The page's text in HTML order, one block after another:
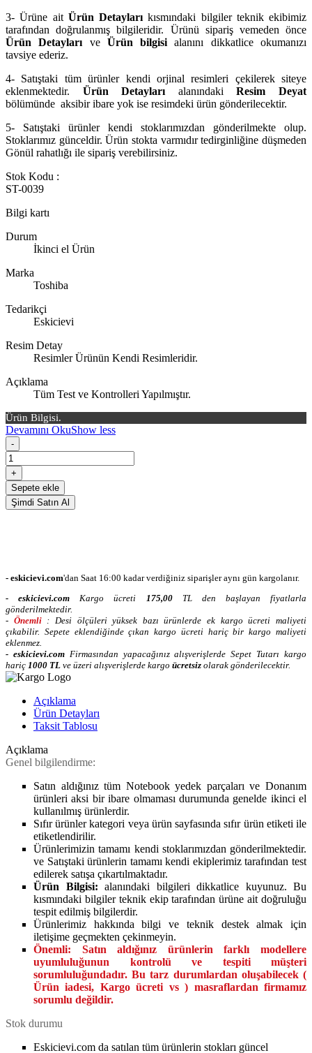
3- Ürüne ait Ürün Detayları kısmındaki bilgiler teknik ekibimiz
tarafından doğrulanmış bilgileridir. Ürünü sipariş vemeden önce
Ürün Detayları ve Ürün bilgisi alanını dikkatlice okumanızı
tavsiye ederiz.
4- Satıştaki tüm ürünler kendi orjinal resimleri çekilerek siteye
eklenmektedir. Ürün Detayları alanındakiResim Deyat
bölümünde aksibir ibare yok ise resimdeki ürün gönderilecektir.
5- Satıştaki ürünler kendi stoklarımızdan gönderilmekte olup.
Stoklarımız günceldir. Ürün stokta varmıdır tedirginliğine düşmeden
Gönül rahatlığı ile sipariş verebilirsiniz.
Stok Kodu :
ST-0039
Bilgi kartı
Durum
İkinci el Ürün
Marka
Toshiba
Tedarikçi
Eskicievi
Resim Detay
Resimler Ürünün Kendi Resimleridir.
Açıklama
Tüm Test ve Kontrolleri Yapılmıştır.
Ürün Bilgisi.
Devamını OkuShow less
-
+
Sepete ekle
Şimdi Satın Al
- eskicievi.com'dan Saat 16:00 kadar verdiğiniz siparişler aynı gün kargolanır.
-eskicievi.com Kargo ücreti 175,00 TLden başlayan fiyatlarla
gönderilmektedir.
- Önemli
: Desi ölçüleri yüksek bazı ürünlerde ek kargo ücreti maliyeti
çıkabilir. Sepete eklendiğinde çıkan kargo ücreti hariç bir kargo maliyeti
eklenmez.
- eskicievi.comFirmasından yapacağınız alışverişlerde Sepet Tutarı kargo
hariç 1000 TL ve üzeri alışverişlerde kargo ücretsiz olarak gönderilecektir.
Açıklama
Ürün Detayları
Taksit Tablosu
Açıklama
Genel bilgilendirme:
Satın aldığınız tüm Notebook yedek parçaları ve Donanım
ürünleri aksi bir ibare olmaması durumunda genelde ikinci el
kullanılmış ürünlerdir.
Sıfır ürünler kategori veya ürün sayfasında sıfır ürün etiketi ile
etiketlendirilir.
Ürünlerimizin tamamı kendi stoklarımızdan gönderilmektedir.
ve Satıştaki ürünlerin tamamı kendi ekiplerimiz tarafından test
edilerek satışa çıkartılmaktadır.
Ürün Bilgisi: alanındaki bilgileri dikkatlice kuyunuz. Bu
kısmındaki bilgiler teknik ekip tarafından ürüne ait doğruluğu
tespit edilmiş bilgilerdir.
Ürünlerimiz hakkında bilgi ve teknik destek almak için
iletişime geçmekten çekinmeyin.
Önemli:
Satın aldığınız ürünlerin farklı modellere
uyumluluğunun kontrolü ve tespiti müşteri
sorumluluğundadır. Bu tarz durumlardan oluşabilecek (
Ürün iadesi, Kargo ücreti vs ) masraflardan firmamız
sorumlu değildir.
Stok durumu
Eskicievi.com da satılan tüm ürünlerin stokları güncel